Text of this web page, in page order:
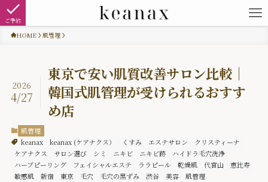
ご予約
HOME 肌管理
東京で安い肌質改善サロン比較｜
韓国式肌管理が受けられるおすす
め店
2026
4/27
肌管理
keanax
keanax (ケアナクス） くすみ エステサロン
クリスティーナ
ケアナクス
サロン選び シミ ニキビ ニキビ跡
ハイドラ毛穴洗浄
ハーブピーリング
フェイシャルエステ ララピール 乾燥肌 代官山
恵比寿
敏感肌
新宿 東京 毛穴 毛穴の黒ずみ 渋谷 美容
肌管理